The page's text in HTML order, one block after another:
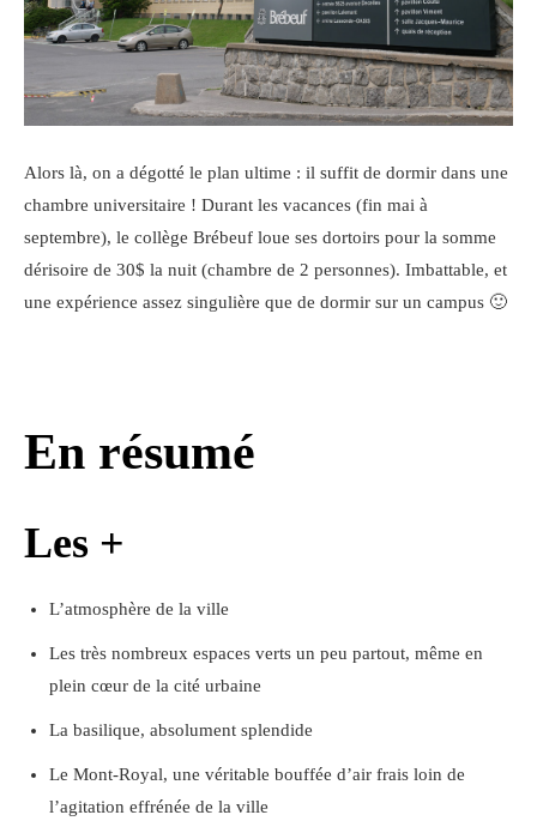
Alors là, on a dégotté le plan ultime : il suffit de dormir dans une
chambre universitaire ! Durant les vacances (fin mai à
septembre), le collège Brébeuf loue ses dortoirs pour la somme
dérisoire de 30$ la nuit (chambre de 2 personnes). Imbattable, et
une expérience assez singulière que de dormir sur un campus 🙂
En résumé
Les +
L’atmosphère de la ville
Les très nombreux espaces verts un peu partout, même en
plein cœur de la cité urbaine
La basilique, absolument splendide
Le Mont-Royal, une véritable bouffée d’air frais loin de
l’agitation effrénée de la ville